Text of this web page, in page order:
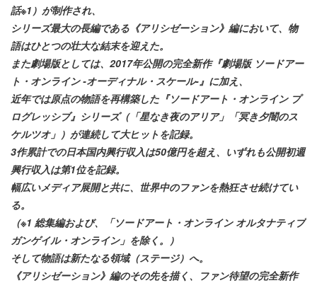
話※1）が制作され、
シリーズ最大の長編である《アリシゼーション》編において、物
語はひとつの壮大な結末を迎えた。
また劇場版としては、2017年公開の完全新作『劇場版 ソードアー
ト・オンライン -オーディナル・スケール-』に加え、
近年では原点の物語を再構築した『ソードアート・オンライン プ
ログレッシブ』シリーズ（「星なき夜のアリア」「冥き夕闇のス
ケルツオ」）が連続して大ヒットを記録。
3作累計での日本国内興行収入は50億円を超え、いずれも公開初週
興行収入は第1位を記録。
幅広いメディア展開と共に、世界中のファンを熱狂させ続けてい
る。
（※1 総集編および、「ソードアート・オンライン オルタナティブ
ガンゲイル・オンライン」を除く。）
そして物語は新たなる領域（ステージ）へ。
《アリシゼーション》編のその先を描く、ファン待望の完全新作